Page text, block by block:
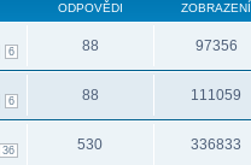
ODPOVĚDI ZOBRAZENÍ
6 88 97356
6 88 111059
36 530 336833